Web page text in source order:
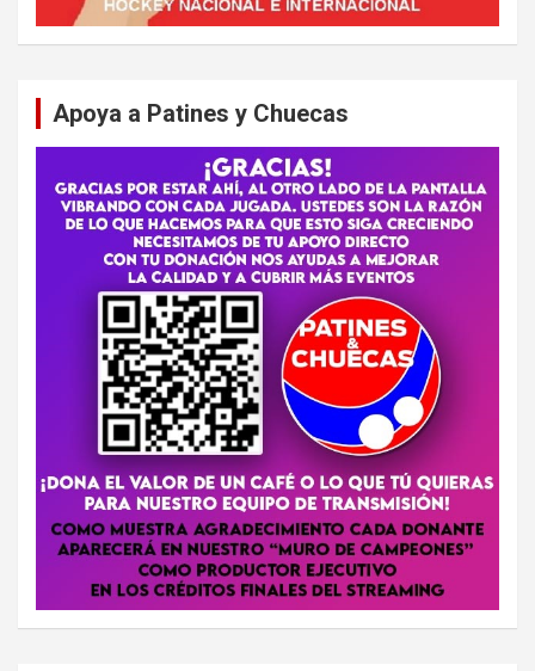
Apoya a Patines y Chuecas